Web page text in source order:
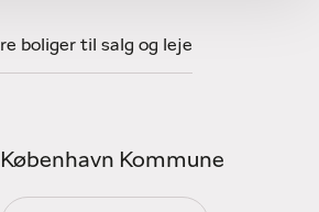
Christianshavn, København K,
Indre By og Ved Voldene
Du finder kontaktoplysninger på
her på siden.
boliger til salg og leje
Kommune